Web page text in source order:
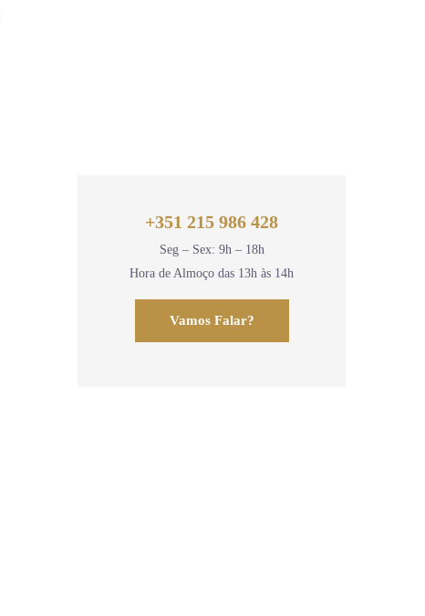
+351 215 986 428
Seg – Sex: 9h – 18h
Hora de Almoço das 13h às 14h
Vamos Falar?